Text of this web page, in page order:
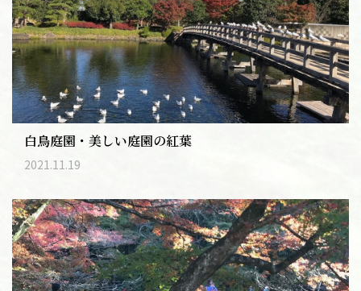
白鳥庭園・美しい庭園の紅葉
2021.11.19